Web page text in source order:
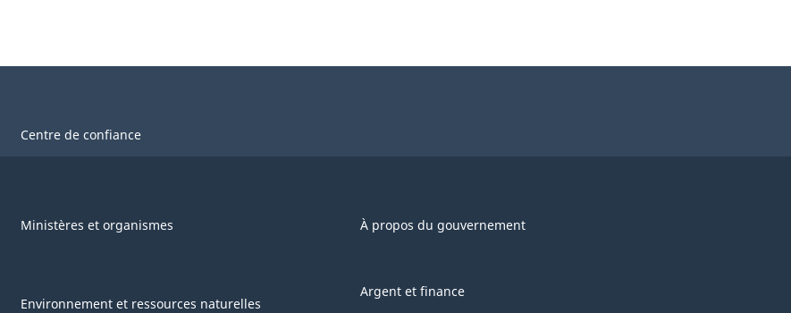
Centre de confiance
Ministères et organismes À propos du gouvernement
Environnement et ressources naturelles
Argent et finance